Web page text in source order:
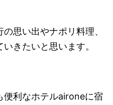
思い出やナポリ料理、
きたいと思います。
便利なホテルaironeに宿